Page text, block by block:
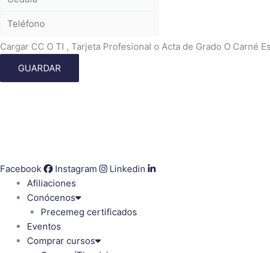
Cargar CC O TI , Tarjeta Profesional o Acta de Grado O Carné
GUARDAR
Facebook Instagram
Linkedin
Afiliaciones
Conócenos
Precemeg certificados
Eventos
Comprar cursos